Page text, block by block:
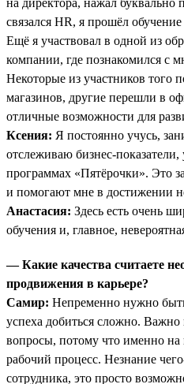
связался HR, я прошёл
Ещё я участвовал в одной из
компании, где познакомился с
Некоторые из участников того
магазинов, другие перешли в
отличные возможности для
Ксения: Я постоянно учусь,
отслеживаю бизнес-
программах «Пятёрочки». Это
и помогают мне в достижении
Анастасия: Здесь есть очень
обучения и, главное,
— Какие качества считаете
продвижения в карьере?
Самир: Непременно нужно
успеха добиться сложно. Важно
вопросы, потому что именно на
рабочий процесс. Незнание
сотрудника, это просто